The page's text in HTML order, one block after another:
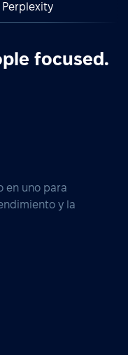
Perplexity
focused.
en uno para
y la